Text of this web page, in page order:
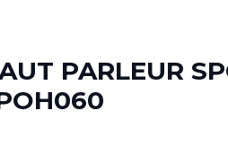
PARLEUR